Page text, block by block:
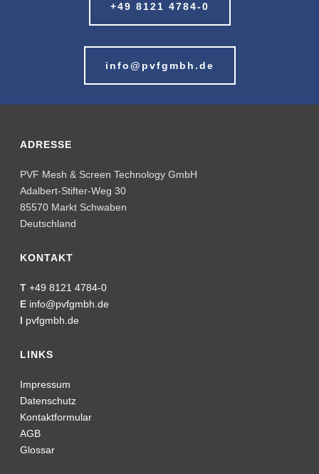
+49 8121 4784-0
info@pvfgmbh.de
ADRESSE
PVF Mesh & Screen Technology GmbH
Adalbert-Stifter-Weg 30
85570 Markt Schwaben
Deutschland
KONTAKT
T +49 8121 4784-0
E info@pvfgmbh.de
I pvfgmbh.de
LINKS
Impressum
Datenschutz
Kontaktformular
AGB
Glossar